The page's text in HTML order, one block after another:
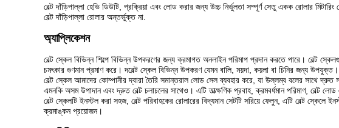
বেল্ট দাঁড়িপাল্লা হেভি ডিউটি, প্রক্রিয়া এবং লোড করার জন্য উচ্চ নির্ভুলতা সম্পূর্ণ সেতু একক রোলার মিটারিং
বেল্ট দাঁড়িপাল্লা রোলার অন্তর্ভুক্ত না.
অ্যাপ্লিকেশন
বেল্ট স্কেল বিভিন্ন শিল্পে বিভিন্ন উপকরণের জন্য ক্রমাগত অনলাইন পরিমাপ প্রদান করতে পারে। বেল্ট
চমৎকার গুণমান প্রমাণ করে। দবেল্ট স্কেল বিভিন্ন উপকরণ যেমন বালি, ময়দা, কয়লা বা চিনির জন্য উপযুক্ত।
বেল্ট স্কেল আমাদের কোম্পানীর দ্বারা তৈরি সমান্তরাল লোড সেল ব্যবহার করে, যা উল্লম্ব বলের সাথে
এমনকি অসম উপাদান এবং দ্রুত বেল্ট চলাচলের সাথেও। এটি তাত্ক্ষণিক প্রবাহ, ক্রমবর্ধমান পরিমাণ, বেল্ট
বেল্ট স্কেলটি ইনস্টল করা সহজ, বেল্ট পরিবাহকের রোলারের বিদ্যমান সেটটি সরিয়ে ফেলুন, এটি বেল্ট স্কেলে
ক্রমাঙ্কন প্রয়োজন।